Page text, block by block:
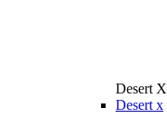
Desert X
Desert x